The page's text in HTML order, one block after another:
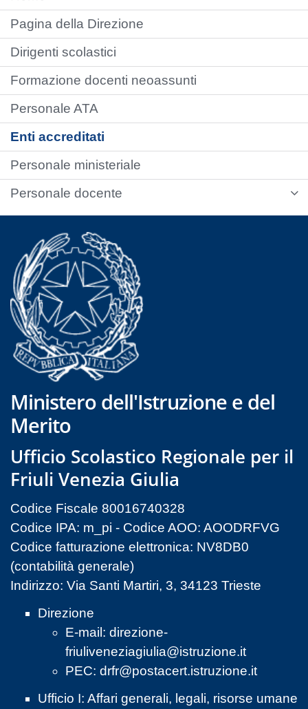
Pagina della Direzione
Dirigenti scolastici
Formazione docenti neoassunti
Personale ATA
Enti accreditati
Personale ministeriale
Personale docente
Ministero dell'Istruzione e del
Merito
Ufficio Scolastico Regionale per il
Friuli Venezia Giulia
Codice Fiscale 80016740328
Codice IPA: m_pi - Codice AOO: AOODRFVG
Codice fatturazione elettronica: NV8DB0
(contabilità generale)
Indirizzo: Via Santi Martiri, 3, 34123 Trieste
Direzione
E-mail: direzione-
friuliveneziagiulia@istruzione.it
PEC: drfr@postacert.istruzione.it
Ufficio I: Affari generali, legali, risorse umane